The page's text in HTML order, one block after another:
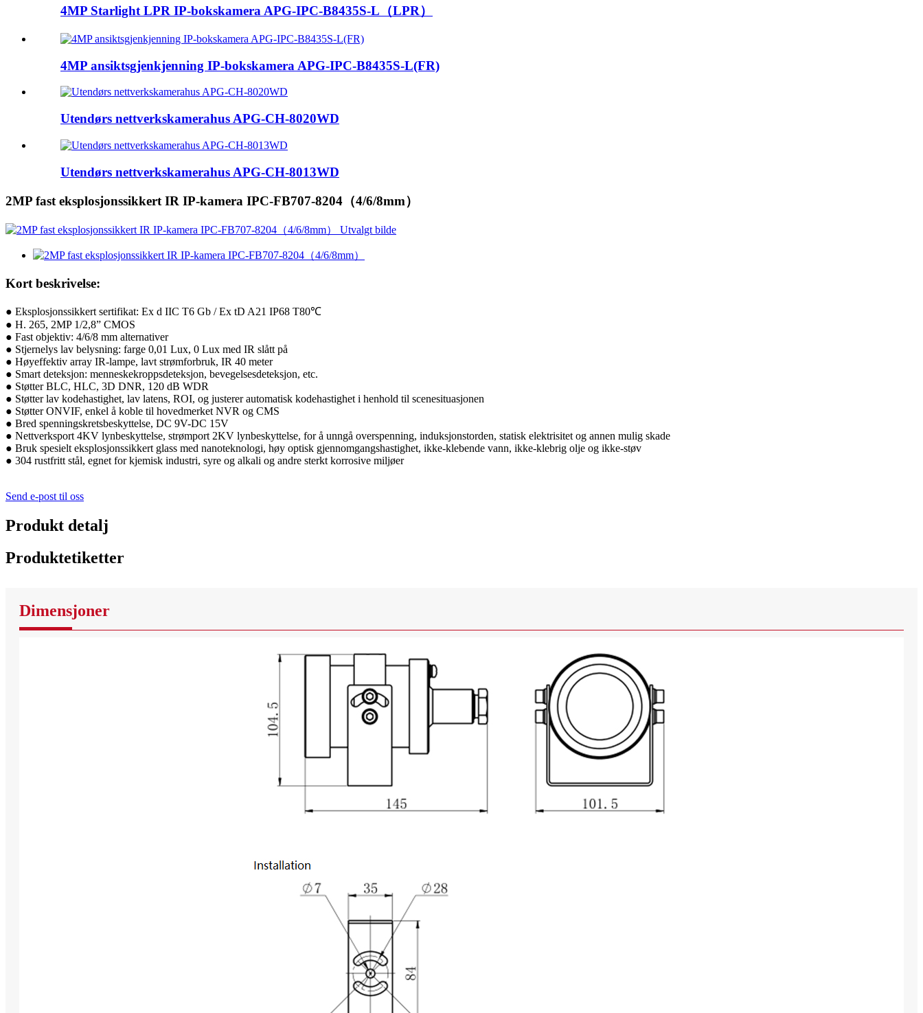
4MP Starlight LPR IP-bokskamera APG-IPC-B8435S-L（LPR）
4MP ansiktsgjenkjenning IP-bokskamera APG-IPC-B8435S-L(FR)
Utendørs nettverkskamerahus APG-CH-8020WD
Utendørs nettverkskamerahus APG-CH-8013WD
2MP fast eksplosjonssikkert IR IP-kamera IPC-FB707-8204（4/6/8mm）
Kort beskrivelse:
● Eksplosjonssikkert sertifikat: Ex d IIC T6 Gb / Ex tD A21 IP68 T80℃
● H. 265, 2MP 1/2,8” CMOS
● Fast objektiv: 4/6/8 mm alternativer
● Stjernelys lav belysning: farge 0,01 Lux, 0 Lux med IR slått på
● Høyeffektiv array IR-lampe, lavt strømforbruk, IR 40 meter
● Smart deteksjon: menneskekroppsdeteksjon, bevegelsesdeteksjon, etc.
● Støtter BLC, HLC, 3D DNR, 120 dB WDR
● Støtter lav kodehastighet, lav latens, ROI, og justerer automatisk kodehastighet i henhold til scenesituasjonen
● Støtter ONVIF, enkel å koble til hovedmerket NVR og CMS
● Bred spenningskretsbeskyttelse, DC 9V-DC 15V
● Nettverksport 4KV lynbeskyttelse, strømport 2KV lynbeskyttelse, for å unngå overspenning, induksjonstorden, statisk elektrisitet og annen mulig skade
● Bruk spesielt eksplosjonssikkert glass med nanoteknologi, høy optisk gjennomgangshastighet, ikke-klebende vann, ikke-klebrig olje og ikke-støv
● 304 rustfritt stål, egnet for kjemisk industri, syre og alkali og andre sterkt korrosive miljøer
Send e-post til oss
Produkt detalj
Produktetiketter
Dimensjoner